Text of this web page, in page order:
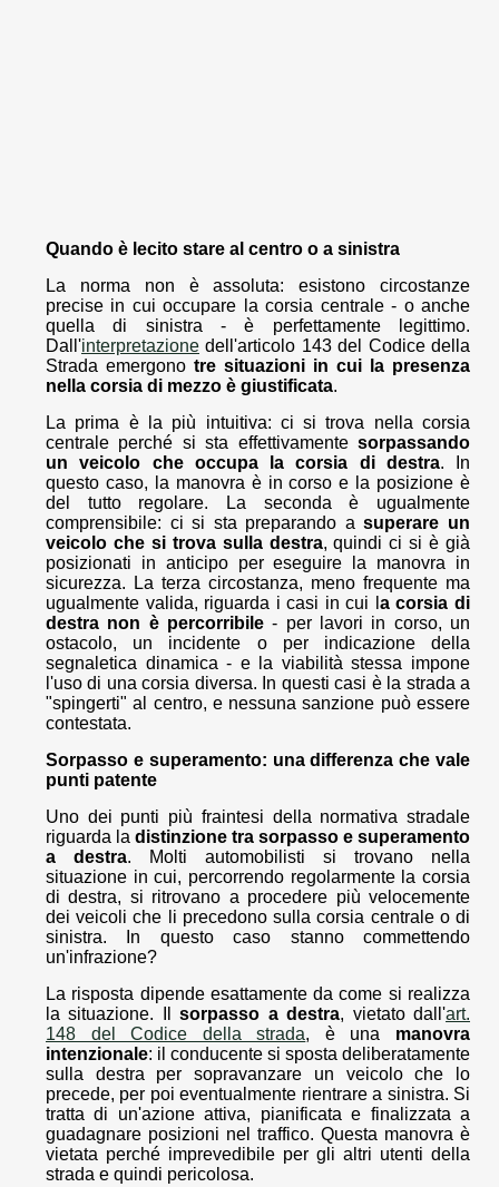
Quando è lecito stare al centro o a sinistra
La norma non è assoluta: esistono circostanze
precise in cui occupare la corsia centrale - o anche
quella di sinistra - è perfettamente legittimo.
Dall'interpretazione dell'articolo 143 del Codice della
Strada emergono tre situazioni in cui la presenza
nella corsia di mezzo è giustificata.
La prima è la più intuitiva: ci si trova nella corsia
centrale perché si sta effettivamente sorpassando
un veicolo che occupa la corsia di destra. In
questo caso, la manovra è in corso e la posizione è
del tutto regolare. La seconda è ugualmente
comprensibile: ci si sta preparando asuperare un
veicolo che si trova sulla destra, quindi ci si è già
posizionati in anticipo per eseguire la manovra in
sicurezza. La terza circostanza, meno frequente ma
ugualmente valida, riguarda i casi in cui l a corsia di
destra non è percorribile - per lavori in corso, un
ostacolo, un incidente o per indicazione della
segnaletica dinamica - e la viabilità stessa impone
l'uso di una corsia diversa. In questi casi è la strada a
"spingerti" al centro, e nessuna sanzione può essere
contestata.
Sorpasso e superamento: una differenza che vale
punti patente
Uno dei punti più fraintesi della normativa stradale
riguarda la distinzione tra sorpasso e superamento
a destra. Molti automobilisti si trovano nella
situazione in cui, percorrendo regolarmente la corsia
di destra, si ritrovano a procedere più velocemente
dei veicoli che li precedono sulla corsia centrale o di
sinistra. In questo caso stanno commettendo
un'infrazione?
La risposta dipende esattamente da come si realizza
la situazione. Ilsorpasso a destra, vietato dall'art.
148 del Codice della strada, è una manovra
intenzionale: il conducente si sposta deliberatamente
sulla destra per sopravanzare un veicolo che lo
precede, per poi eventualmente rientrare a sinistra. Si
tratta di un'azione attiva, pianificata e finalizzata a
guadagnare posizioni nel traffico. Questa manovra è
vietata perché imprevedibile per gli altri utenti della
strada e quindi pericolosa.